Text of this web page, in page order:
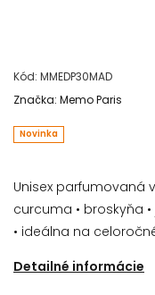
Kód: MMEDP30MAD
Unisex parfumovaná
curcuma • broskyňa
• ideálna na
Detailné informácie
Novinka
Značka: Memo Paris